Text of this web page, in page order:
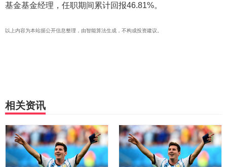
基金基金经理，任职期间累计回报46.81%。
以上内容为本站据公开信息整理，由智能算法生成，不构成投资建议。
相关资讯